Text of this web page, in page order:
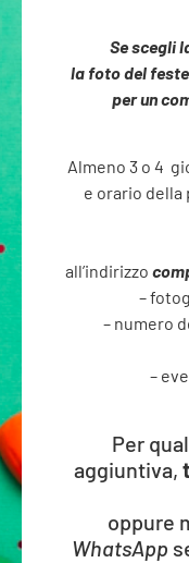
Se scegli
la foto del
per un
Almeno 3 o 4
e orario
all’indirizzo
–
– numero
–
Per
aggiuntiva,
oppure
WhatsApp